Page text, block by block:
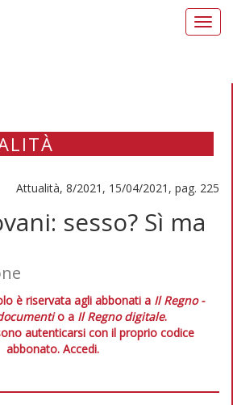
Attualità, 8/2021, 15/04/2021, pag. 225
sesso? Sì ma
è riservata agli abbonati a Il Regno -
o a Il Regno digitale.
autenticarsi con il proprio codice
abbonato. Accedi.